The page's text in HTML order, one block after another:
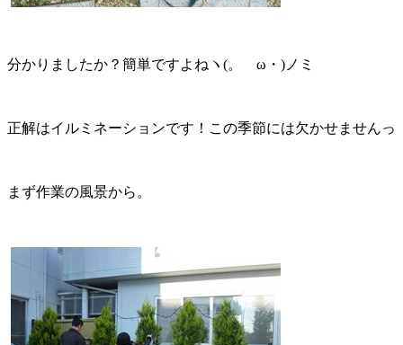
分かりましたか？簡単ですよねヽ(。ゝω・)ノミ
正解はイルミネーションです！この季節には欠かせませんっ
まず作業の風景から。